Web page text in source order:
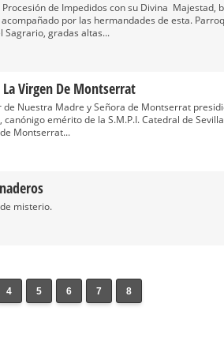
de Impedidos con su Divina Majestad,
por las hermandades de esta.
Sagrario, gradas altas...
Virgen De Montserrat
Nuestra Madre y Señora de Montserrat
canónigo emérito de la S.M.P.I. Catedral de
Montserrat...
misterio.
4 5 6 7 8